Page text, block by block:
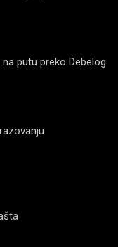
putu preko Debelog